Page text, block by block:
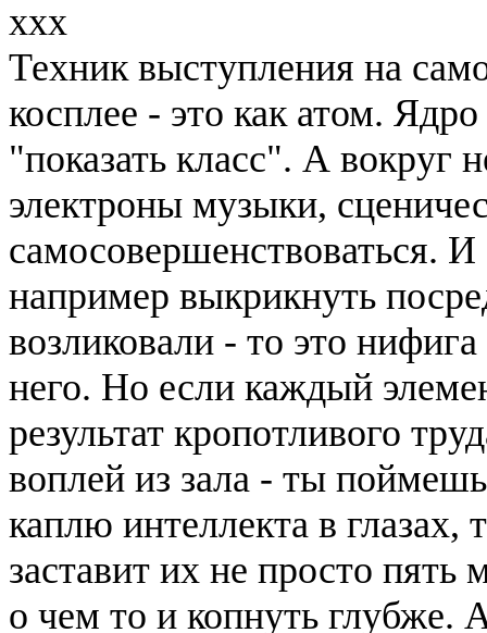
xxx
Техник выступления на
косплее - это как атом.
"показать класс". А вокруг
электроны музыки,
самосовершенствоваться.
например выкрикнуть
возликовали - то это
него. Но если каждый
результат кропотливого
воплей из зала - ты
каплю интеллекта в
заставит их не просто пять
о чем то и копнуть глубже.